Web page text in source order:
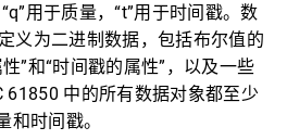
用于质量，“t”用于时间戳。数
义为二进制数据，包括布尔值的
”和“时间戳的属性”，以及一些
61850 中的所有数据对象都至少
和时间戳。